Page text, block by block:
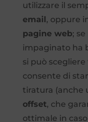
utilizzare il
email, oppure
pagine web;
impaginato ha
si può scegliere
consente di
tiratura (anche
offset, che
ottimale in